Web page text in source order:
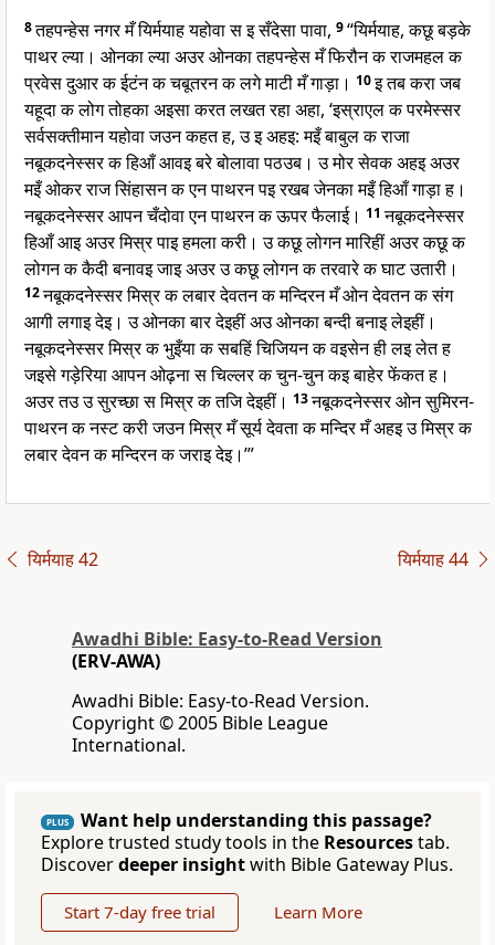
8तहपन्हेस नगर मँ यिर्मयाह यहोवा स इ सँदेसा पावा, 9“यिर्मयाह, कछू बड़के
पाथर ल्या। ओनका ल्या अउर ओनका तहपन्हेस मँ फिरौन क राजमहल क
प्रवेस दुआर क ईटंन क चबूतरन क लगे माटी मँ गाड़ा। 10इ तब करा जब
यहूदा क लोग तोहका अइसा करत लखत रहा अहा, ‘इस्राएल क परमेस्सर
सर्वसक्तीमान यहोवा जउन कहत ह, उ इ अहइ: मइँ बाबुल क राजा
नबूकदनेस्सर क हिआँ आवइ बरे बोलावा पठउब। उ मोर सेवक अहइ अउर
मइँ ओकर राज सिंहासन क एन पाथरन पइ रखब जेनका मइँ हिआँ गाड़ा ह।
नबूकदनेस्सर आपन चँदोवा एन पाथरन क ऊपर फैलाई। 11नबूकदनेस्सर
हिआँ आइ अउर मिस्र पाइ हमला करी। उ कछू लोगन मारिहीं अउर कछू क
लोगन क कैदी बनावइ जाइ अउर उ कछू लोगन क तरवारे क घाट उतारी।
12नबूकदनेस्सर मिस्र क लबार देवतन क मन्दिरन मँ ओन देवतन क संग
आगी लगाइ देइ। उ ओनका बार देइहीं अउ ओनका बन्दी बनाइ लेइहीं।
नबूकदनेस्सर मिस्र क भुइँया क सबहिं चिजियन क वइसेन ही लइ लेत ह
जइसे गड़ेरिया आपन ओढ़ना स चिल्लर क चुन-चुन कइ बाहेर फेंकत ह।
अउर तउ उ सुरच्छा स मिस्र क तजि देइहीं। 13नबूकदनेस्सर ओन सुमिरन-
पाथरन क नस्ट करी जउन मिस्र मँ सूर्य देवता क मन्दिर मँ अहइ उ मिस्र क
लबार देवन क मन्दिरन क जराइ देइ।’”
यिर्मयाह 42 यिर्मयाह 44
Awadhi Bible: Easy-to-Read Version
(ERV-AWA)
Awadhi Bible: Easy-to-Read Version.
Copyright © 2005 Bible League
International.
PLUS
Want help understanding this passage?
Explore trusted study tools in the Resourcestab.
Discoverdeeper insightwith Bible Gateway Plus.
Start 7-day free trial Learn More